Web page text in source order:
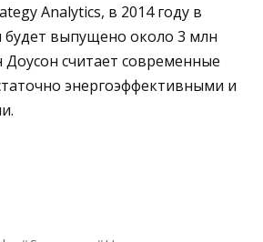
Analytics, в 2014 году в
выпущено около 3 млн
Доусон считает современные
энергоэффективными и